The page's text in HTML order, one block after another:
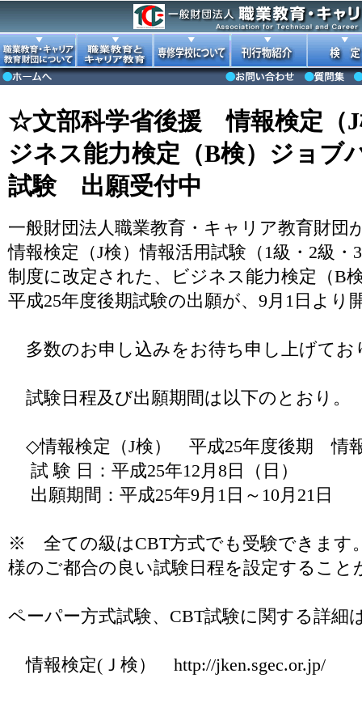
☆文部科学省後援 情報検定（J
ジネス能力検定（B検）ジョ
試験 出願受付中
一般財団法人職業教育・キャリア教育財団
情報検定（J検）情報活用試験（1級・2級
制度に改定された、ビジネス能力検定（B
平成25年度後期試験の出願が、9月1日より
多数のお申し込みをお待ち申し上げてお
試験日程及び出願期間は以下のとおり。
◇情報検定（J検） 平成25年度後期 情報
試 験 日：平成25年12月8日（日）
出願期間：平成25年9月1日～10月21日
※ 全ての級はCBT方式でも受験できます
様のご都合の良い試験日程を設定すること
ペーパー方式試験、CBT試験に関する詳細
情報検定(Ｊ検） http://jken.sgec.or.jp/